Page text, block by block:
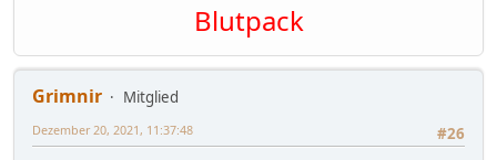
Blutpack
Grimnir
Mitglied
#26
Dezember 20, 2021, 11:37:48